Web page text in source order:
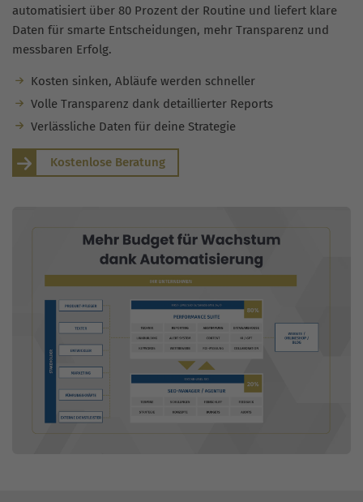
automatisiert über 80 Prozent der Routine und liefert klare
Daten für smarte Entscheidungen, mehr Transparenz und
messbaren Erfolg.
Kosten sinken, Abläufe werden schneller
Volle Transparenz dank detaillierter Reports
Verlässliche Daten für deine Strategie
Kostenlose Beratung